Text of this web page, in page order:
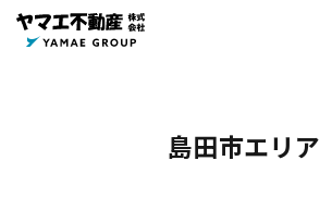
島田市エリア